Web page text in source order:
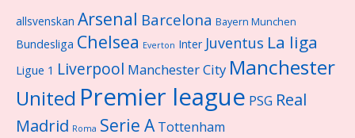
allsvenskan Arsenal Barcelona Bayern Munchen
Bundesliga Chelsea Everton Inter Juventus La liga
Ligue 1 Liverpool Manchester City Manchester
United Premier league PSG Real
Madrid Roma Serie A Tottenham